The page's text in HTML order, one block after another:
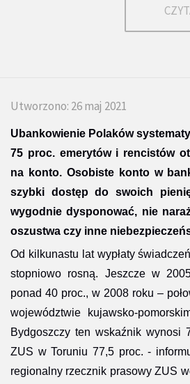
Utworzono: 26 maj 2021
Ubankowienie Polaków
75 proc. emerytów i rencistów
na konto. Osobiste konto w
szybki dostęp do swoich
wygodnie dysponować, nie
oszustwa czy inne
Od kilkunastu lat wypłaty
stopniowo rosną. Jeszcze w
ponad 40 proc., w 2008 roku –
województwie kujawsko-
Bydgoszczy ten wskaźnik wynosi
ZUS w Toruniu 77,5 proc. -
regionalny rzecznik prasowy ZUS